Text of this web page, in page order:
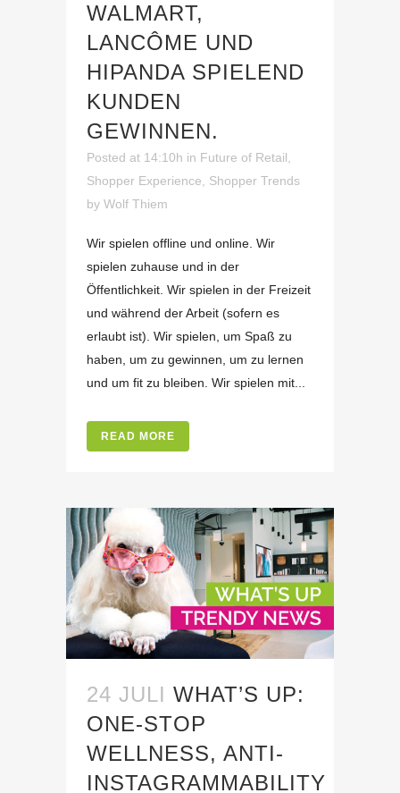
WALMART,
LANCÔME UND
HIPANDA SPIELEND
KUNDEN
GEWINNEN.
Posted at 14:10h in Future of Retail,
Shopper Experience, Shopper Trends
by Wolf Thiem
Wir spielen offline und online. Wir
spielen zuhause und in der
Öffentlichkeit. Wir spielen in der Freizeit
und während der Arbeit (sofern es
erlaubt ist). Wir spielen, um Spaß zu
haben, um zu gewinnen, um zu lernen
und um fit zu bleiben. Wir spielen mit...
READ MORE
24 JULI WHAT’S UP:
ONE-STOP
WELLNESS, ANTI-
INSTAGRAMMABILITY